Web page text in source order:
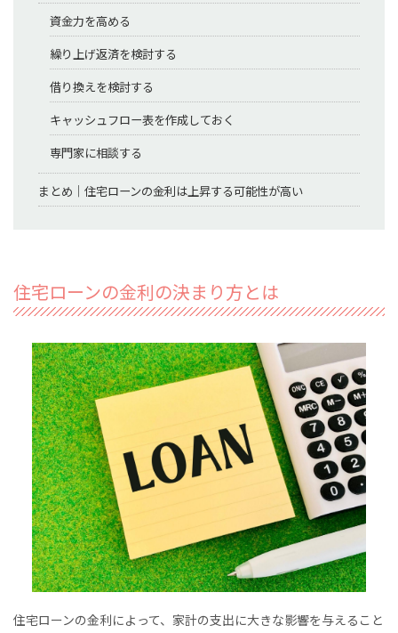
資金力を高める
繰り上げ返済を検討する
借り換えを検討する
キャッシュフロー表を作成しておく
専門家に相談する
まとめ｜住宅ローンの金利は上昇する可能性が高い
住宅ローンの金利の決まり方とは
住宅ローンの金利によって、家計の支出に大きな影響を与えること